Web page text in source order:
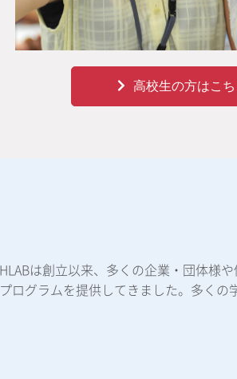
高校生の方はこ
HLABは創立以来、多くの企業・団体様
プログラムを提供してきました。多く